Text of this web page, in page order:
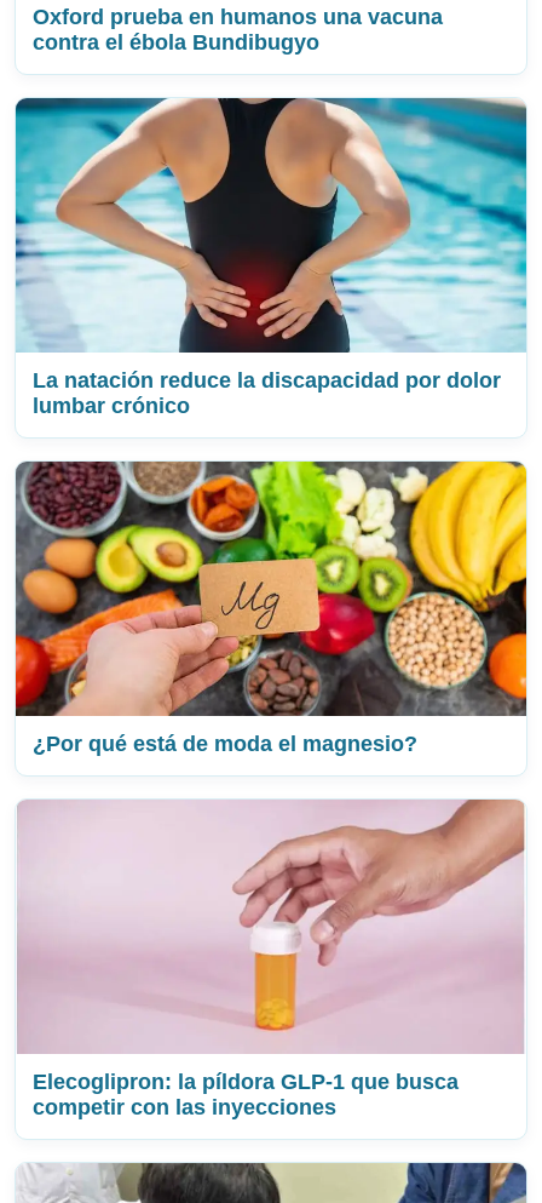
Oxford prueba en humanos una vacuna
contra el ébola Bundibugyo
La natación reduce la discapacidad por dolor
lumbar crónico
¿Por qué está de moda el magnesio?
Elecoglipron: la píldora GLP-1 que busca
competir con las inyecciones